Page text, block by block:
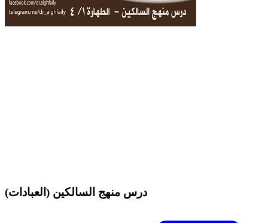
درس منهج السالكين (العبادات)